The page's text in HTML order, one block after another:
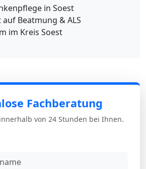
in Soest
Beatmung & ALS
im Kreis Soest
Fachberatung
von 24 Stunden bei Ihnen.